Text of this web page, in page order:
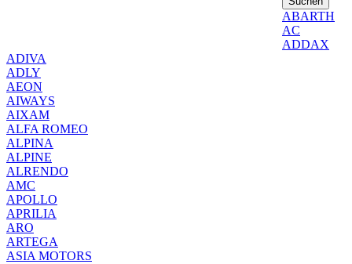
ABARTH
AC
ADDAX
ADIVA
ADLY
AEON
AIWAYS
AIXAM
ALFA ROMEO
ALPINA
ALPINE
ALRENDO
AMC
APOLLO
APRILIA
ARO
ARTEGA
ASIA MOTORS